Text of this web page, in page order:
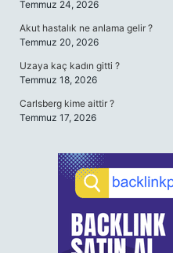
Temmuz 24, 2026
Akut hastalık ne anlama gelir ?
Temmuz 20, 2026
Uzaya kaç kadın gitti ?
Temmuz 18, 2026
Carlsberg kime aittir ?
Temmuz 17, 2026